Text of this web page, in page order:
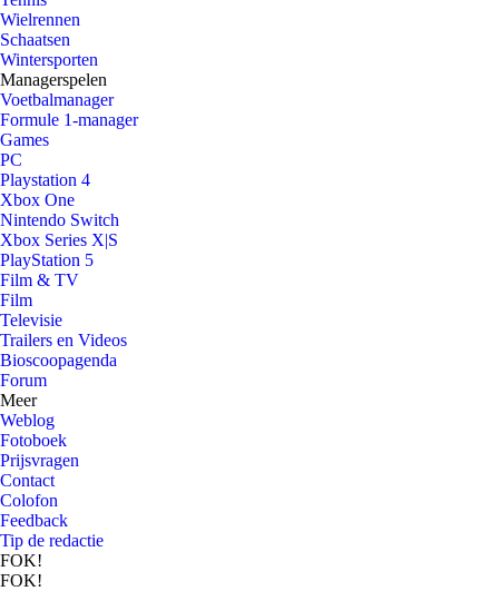
Wielrennen
Schaatsen
Wintersporten
Managerspelen
Voetbalmanager
Formule 1-manager
Games
PC
Playstation 4
Xbox One
Nintendo Switch
Xbox Series X|S
PlayStation 5
Film & TV
Film
Televisie
Trailers en Videos
Bioscoopagenda
Forum
Meer
Weblog
Fotoboek
Prijsvragen
Contact
Colofon
Feedback
Tip de redactie
FOK!
FOK!